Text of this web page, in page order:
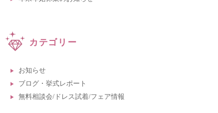
カテゴリー
お知らせ
ブログ・挙式レポート
無料相談会/ドレス試着/フェア情報